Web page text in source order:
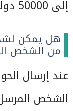
إلى 50000 دولار أمريكي.
هل يمكن
من الشخص
عند إرسال
الشخص